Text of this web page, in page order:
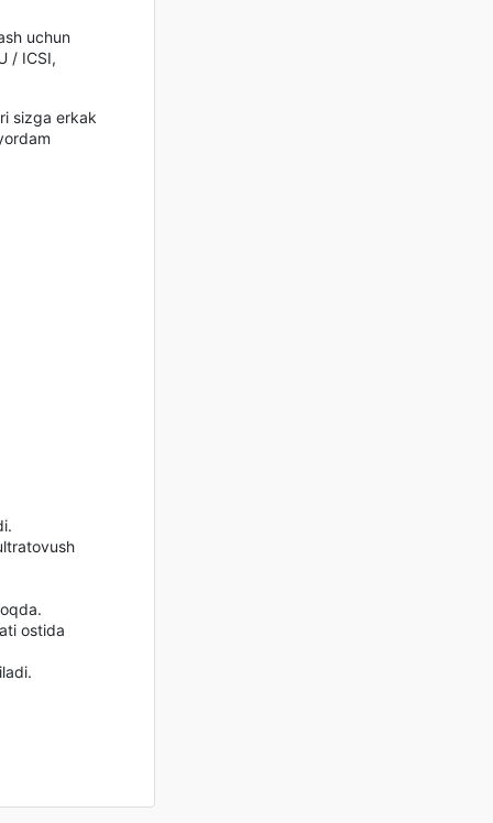
uchun
/ ICSI,
sizga erkak
ostida